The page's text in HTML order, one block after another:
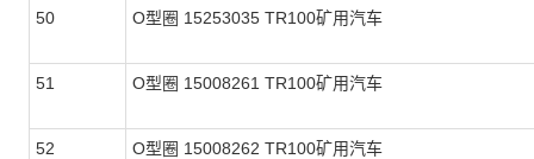
50 O型圈 15253035 TR100矿用汽车
51 O型圈 15008261 TR100矿用汽车
52 O型圈 15008262 TR100矿用汽车